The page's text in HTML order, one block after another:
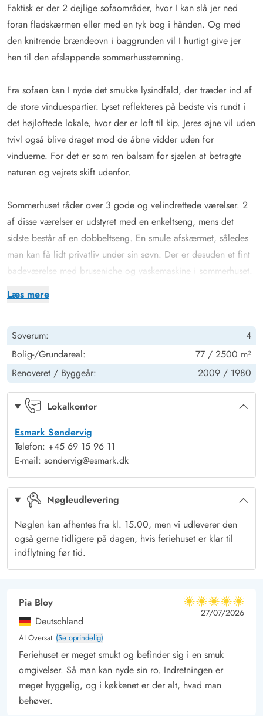
Læs mere
Faktisk er der 2 dejlige sofaområder, hvor I kan slå jer ned
foran fladskærmen eller med en tyk bog i hånden. Og med
den knitrende brændeovn i baggrunden vil I hurtigt give jer
hen til den afslappende sommerhusstemning.
Fra sofaen kan I nyde det smukke lysindfald, der træder ind af
de store vinduespartier. Lyset reflekteres på bedste vis rundt i
det højloftede lokale, hvor der er loft til kip. Jeres øjne vil uden
tvivl også blive draget mod de åbne vidder uden for
vinduerne. For det er som ren balsam for sjælen at betragte
naturen og vejrets skift udenfor.
Sommerhuset råder over 3 gode og velindrettede værelser. 2
af disse værelser er udstyret med en enkeltseng, mens det
sidste består af en dobbeltseng. En smule afskærmet, således
man kan få lidt privatliv under sin søvn. Der er desuden et fint
badeværelse med bruseniche og vaskemaskine i sommerhuset.
Sommerhus med børnevenlig have og indhegnet terrasse i
der en skøn naturgrund med masser af plads til både
afslapning og leg. Her kan I nyde feriedagene i naturskønne
omgivelser tæt på Vesterhavet og kun en kort køretur fra
Ringkøbing.
På den store, træbelagte og indhegnede terrasse kan I slappe
Der er både gynger og sandkasse – et sikkert hit hos familiens
yngste – og legeredskaber, der indbyder til timevis af sjov.
Den indhegnede terrasse giver desuden tryghed for både små
børn og hunde, så hele familien kan slappe af uden
bekymringer.
Sommerhusferie med udflugter – Besøg Vesterhavet og
charmerende Ringkøbing
Har I derimod lyst til at krydre jeres ophold med udflugter, kan
det også let lade sig gøre fra adressen på Hybenvej 23. En tur
jeres ferie, men derudover kan et besøg til den gamle købstad
Ringkøbing anbefales. Her kan I slentre på de brostensbelagte
stræder og besøge lokale specialbutikker og spisesteder.
Soverum:
4
Bolig-/Grundareal:
77 / 2500 m²
Renoveret / Byggeår: 2009 / 1980
Lokalkontor
Esmark Søndervig
Telefon: +45 69 15 96 11
E-mail: sondervig@esmark.dk
Nøgleudlevering
Nøglen kan afhentes fra kl. 15.00, men vi udleverer den
også gerne tidligere på dagen, hvis feriehuset er klar til
indflytning før tid.
Pia Bloy
Deutschland
AI Oversat (Se oprindelig)
5 ud af 5
5 ud af 5
5 out of 5
27/07/2026
Feriehuset er meget smukt og befinder sig i en smuk
omgivelser. Så man kan nyde sin ro. Indretningen er
meget hyggelig, og i køkkenet er der alt, hvad man
behøver.